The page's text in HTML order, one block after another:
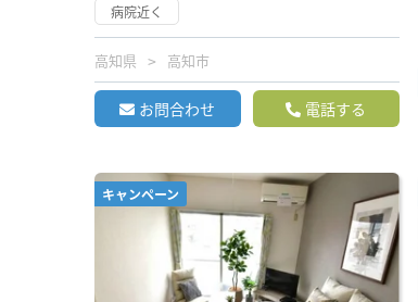
病院近く
高知県 高知市
お問合わせ 電話する
キャンペーン